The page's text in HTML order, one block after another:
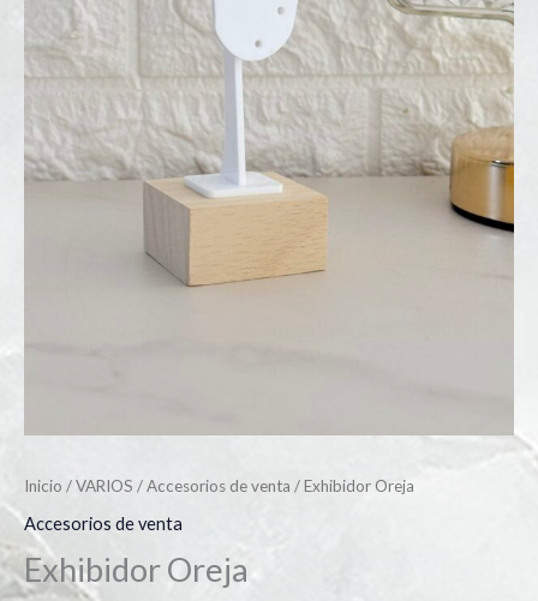
Inicio /VARIOS /Accesorios de venta / Exhibidor Oreja
Accesorios de venta
Exhibidor Oreja